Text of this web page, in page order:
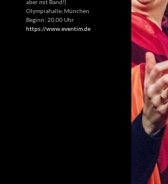
aber mit Band!)
Olympiahalle, München
Beginn: 20.00 Uhr
https://www.eventim.de